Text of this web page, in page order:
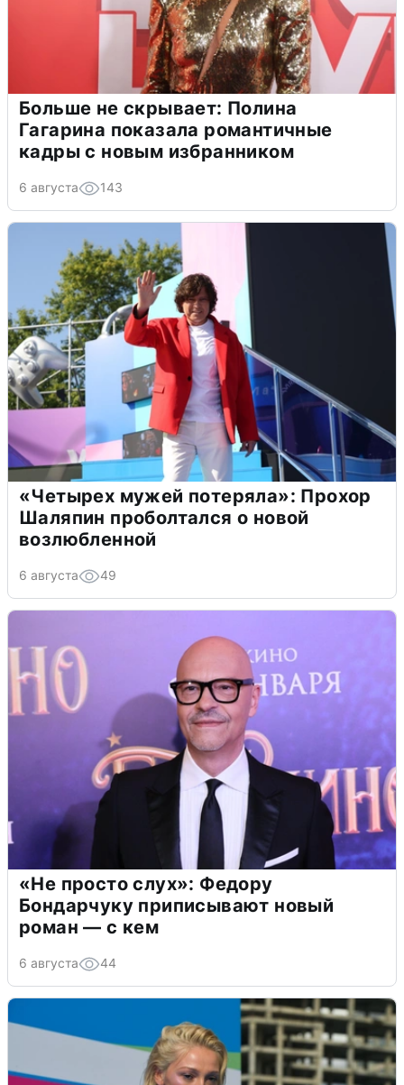
Больше не скрывает: Полина
Гагарина показала романтичные
кадры с новым избранником
6 августа 143
«Четырех мужей потеряла»: Прохор
Шаляпин проболтался о новой
возлюбленной
6 августа 49
«Не просто слух»: Федору
Бондарчуку приписывают новый
роман — с кем
6 августа 44